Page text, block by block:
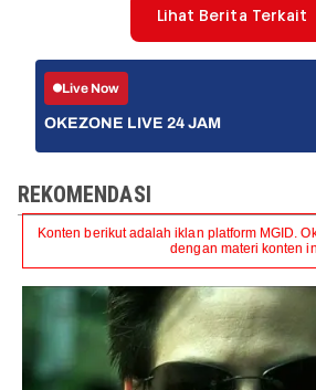
Lihat Berita Terkait
Live Now
OKEZONE LIVE 24 JAM